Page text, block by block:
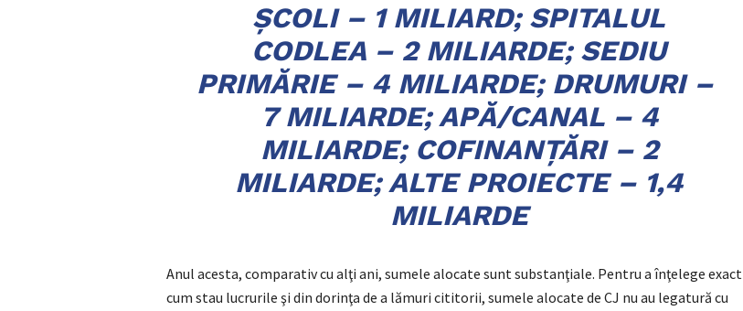
ŞCOLI – 1 MILIARD; SPITALUL
CODLEA – 2 MILIARDE; SEDIU
PRIMĂRIE – 4 MILIARDE; DRUMURI –
7 MILIARDE; APĂ/CANAL – 4
MILIARDE; COFINANŢĂRI – 2
MILIARDE; ALTE PROIECTE – 1,4
MILIARDE
Anul acesta, comparativ cu alţi ani, sumele alocate sunt substanţiale. Pentru a înţelege exact
cum stau lucrurile şi din dorinţa de a lămuri cititorii, sumele alocate de CJ nu au legatură cu